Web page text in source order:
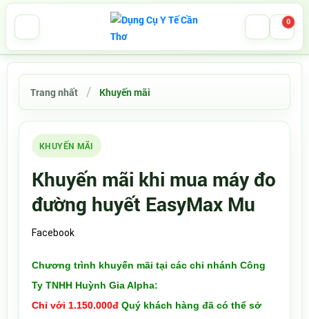
0
Trang nhất Khuyến mãi
KHUYẾN MÃI
Khuyến mãi khi mua máy đo
đường huyết EasyMax Mu
Facebook
Chương trình khuyến mãi tại các chi nhánh Công
Ty TNHH Huỳnh Gia Alpha:
Chỉ với 1.150.000đ Quý khách hàng đã có thể sở